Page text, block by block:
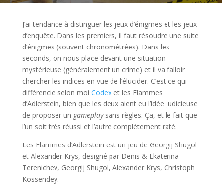
J’ai tendance à distinguer les jeux d’énigmes et les jeux
d’enquête. Dans les premiers, il faut résoudre une suite
d’énigmes (souvent chronométrées). Dans les
seconds, on nous place devant une situation
mystérieuse (généralement un crime) et il va falloir
chercher les indices en vue de l’élucider. C’est ce qui
différencie selon moi Codex et les Flammes
d’Adlerstein, bien que les deux aient eu l’idée judicieuse
de proposer un gameplay sans règles. Ça, et le fait que
l’un soit très réussi et l’autre complètement raté.
Les Flammes d’Adlerstein est un jeu de Georgij Shugol
et Alexander Krys, designé par Denis & Ekaterina
Terenichev, Georgij Shugol, Alexander Krys, Christoph
Kossendey.